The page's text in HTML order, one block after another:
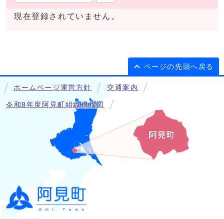
現在登録されていません。
ページの先頭へ戻る
ホームページ運営方針 交通案内
令和8年度阿見町組織機構図